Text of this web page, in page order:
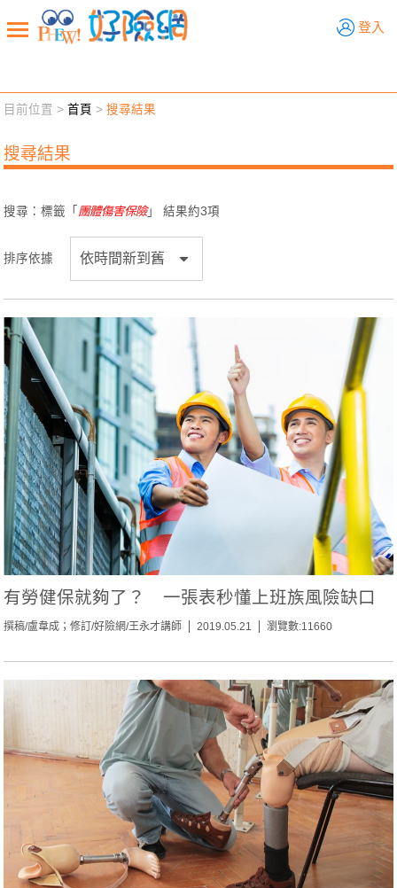
登入
新聞觀點 業務交流
退休先準備 好險學堂 輔銷工具 活動專區
目前位置 >首頁 >搜尋結果
搜尋結果
搜尋：標籤「 團體傷害保險」 結果約3項
排序依據
有勞健保就夠了？ 一張表秒懂上班族風險缺口
撰稿/盧韋成；修訂/好險網/王永才講師 2019.05.21 瀏覽數:11660